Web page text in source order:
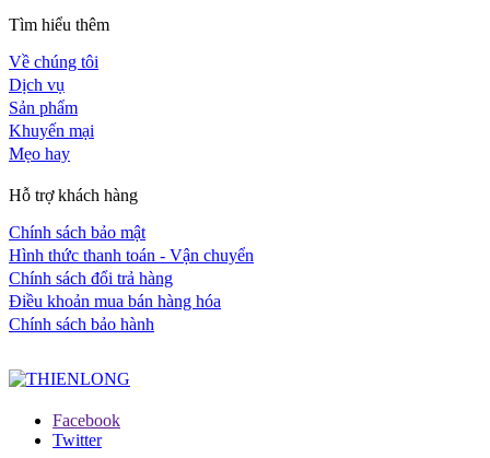
Tìm hiểu thêm
Về chúng tôi
Dịch vụ
Sản phẩm
Khuyến mại
Mẹo hay
Hỗ trợ khách hàng
Chính sách bảo mật
Hình thức thanh toán - Vận chuyển
Chính sách đổi trả hàng
Điều khoản mua bán hàng hóa
Chính sách bảo hành
Facebook
Twitter